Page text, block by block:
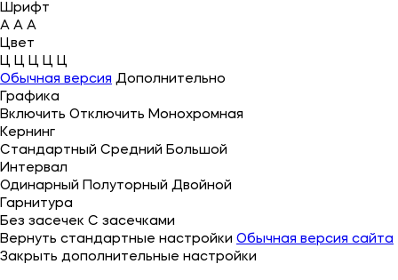
Шрифт
A A A
Цвет
Ц Ц Ц Ц Ц
Обычная версия Дополнительно
Графика
Включить Отключить Монохромная
Кернинг
Стандартный Средний Большой
Интервал
Одинарный Полуторный Двойной
Гарнитура
Без засечек С засечками
Вернуть стандартные настройки Обычная версия сайта
Закрыть дополнительные настройки
Об университете
Лицензии и документы
Сведения об образовательной организации
Абитуриенту
Наука
Абитуриентам